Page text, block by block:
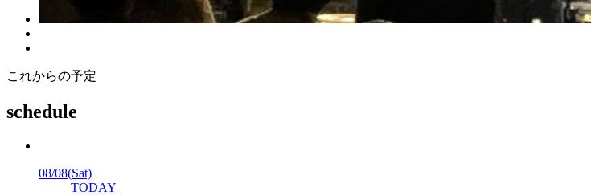
これからの予定
schedule
08/08(Sat)
TODAY